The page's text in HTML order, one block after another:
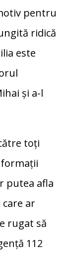
pentru
ridică
este
și a-l
toți
putea afla
ar
rugat să
112